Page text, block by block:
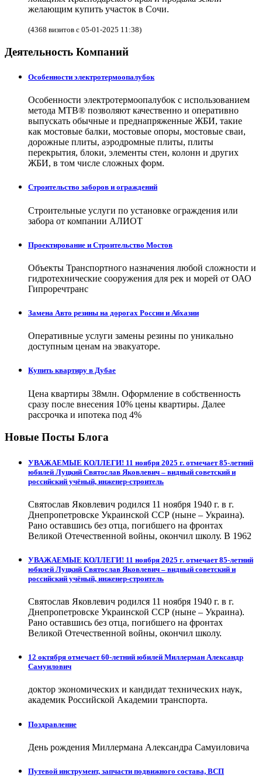
желающим купить участок в Сочи.
(4368 визитов с 05-01-2025 11:38)
Деятельность Компаний
Особенности электротермоопалубок
Особенности электротермоопалубок с использованием
метода МТВ® позволяют качественно и оперативно
выпускать обычные и преднапряженные ЖБИ, такие
как мостовые балки, мостовые опоры, мостовые сваи,
дорожные плиты, аэродромные плиты, плиты
перекрытия, блоки, элементы стен, колонн и других
ЖБИ, в том числе сложных форм.
Строительство заборов и ограждений
Строительные услуги по установке ограждения или
забора от компании АЛИОТ
Проектирование и Строительство Мостов
Объекты Транспортного назначения любой сложности и
гидротехнические сооружения для рек и морей от ОАО
Гипроречтранс
Замена Авто резины на дорогах России и Абхазии
Оперативные услуги замены резины по уникально
доступным ценам на эвакуаторе.
Купить квартиру в Дубае
Цена квартиры 38млн. Оформление в собственность
сразу после внесения 10% цены квартиры. Далее
рассрочка и ипотека под 4%
Новые Посты Блога
УВАЖАЕМЫЕ КОЛЛЕГИ! 11 ноября 2025 г. отмечает 85-летний
юбилей Луцкий Святослав Яковлевич – видный советский и
российский учёный, инженер-строитель
Святослав Яковлевич родился 11 ноября 1940 г. в г.
Днепропетровске Украинской ССР (ныне – Украина).
Рано оставшись без отца, погибшего на фронтах
Великой Отечественной войны, окончил школу. В 1962
УВАЖАЕМЫЕ КОЛЛЕГИ! 11 ноября 2025 г. отмечает 85-летний
юбилей Луцкий Святослав Яковлевич – видный советский и
российский учёный, инженер-строитель
Святослав Яковлевич родился 11 ноября 1940 г. в г.
Днепропетровске Украинской ССР (ныне – Украина).
Рано оставшись без отца, погибшего на фронтах
Великой Отечественной войны, окончил школу.
12 октября отмечает 60-летний юбилей Миллерман Александр
Самуилович
доктор экономических и кандидат технических наук,
академик Российской Академии транспорта.
Поздравление
День рождения Миллермана Александра Самуиловича
Путевой инструмент, запчасти подвижного состава, ВСП